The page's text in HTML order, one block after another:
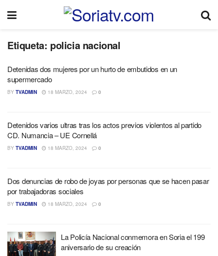
Etiqueta: policia nacional
Detenidas dos mujeres por un hurto de embutidos en un
supermercado
BY TVADMIN 18 MARZO, 2024 0
Detenidos varios ultras tras los actos previos violentos al partido
CD. Numancia – UE Cornellá
BY TVADMIN 18 MARZO, 2024 0
Dos denuncias de robo de joyas por personas que se hacen pasar
por trabajadoras sociales
BY TVADMIN 18 MARZO, 2024 0
La Policía Nacional conmemora en Soria el 199
aniversario de su creación